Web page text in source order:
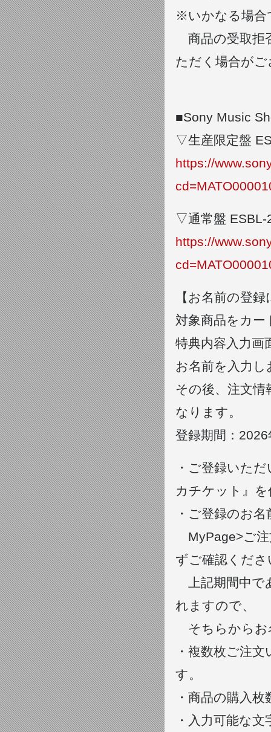
※いかなる場合
商品の受取拒
ただく場合が
■Sony Music
▽生産限定盤
https://
▽通常盤 ESBL-
https://
【お名前の登
対象商品をカ
特典内容入力画
お名前を入力
その後、注文情
なります。
登録期間：
・ご登録いた
カチケット』
・ご登録のお
MyPage>ご注
ずご確認くださ
上記期間中で
れますので、
そちらからお
・複数枚ご注
す。
・商品の購入
・入力可能な